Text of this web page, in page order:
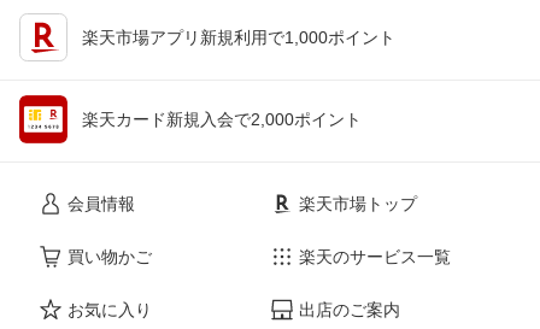
楽天市場アプリ新規利用で1,000ポイント
楽天カード新規入会で2,000ポイント
会員情報
買い物かご
お気に入り
楽天市場トップ
楽天のサービス一覧
出店のご案内